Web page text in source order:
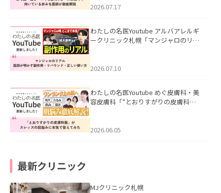
した。
2026.07.17
わたしの名医Youtube アルバアレルギ
ークリニック札幌「マンジャロのリア
た。
2026.07.10
わたしの名医Youtube めぐ皮膚科・美
容皮膚科「”とおりすがりの皮膚科
2026.06.05
最新クリニック
MJクリニック札幌